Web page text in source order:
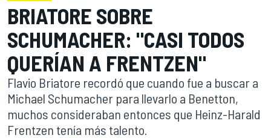
BRIATORE SOBRE
SCHUMACHER: "CASI TODOS
QUERÍAN A FRENTZEN"
Flavio Briatore recordó que cuando fue a buscar a
Michael Schumacher para llevarlo a Benetton,
muchos consideraban entonces que Heinz-Harald
Frentzen tenía más talento.